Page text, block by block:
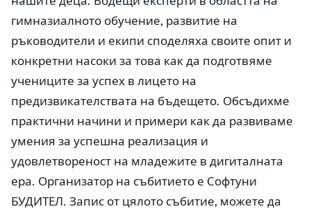
гимназиалното обучение, развитие на
ръководители и екипи споделяха своите опит и
конкретни насоки за това как да подготвяме
учениците за успех в лицето на
предизвикателствата на бъдещето. Обсъдихме
практични начини и примери как да развиваме
умения за успешна реализация и
удовлетвореност на младежите в дигиталната
ера. Организатор на събитието е Софтуни
БУДИТЕЛ. Запис от цялото събитие, можете да